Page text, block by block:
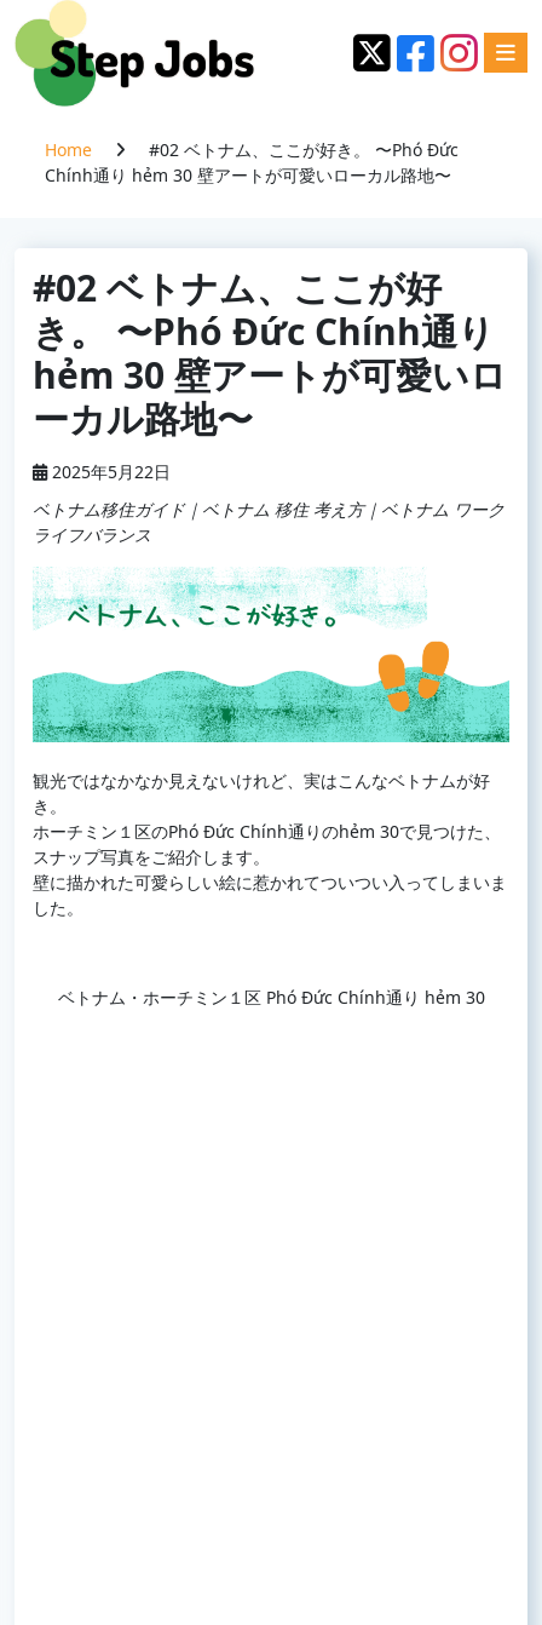
Home
#02 ベトナム、ここが好き。 〜Phó Đức
Chính通り hẻm 30 壁アートが可愛いローカル路地〜
#02 ベトナム、ここが好
き。 〜Phó Đức Chính通り
hẻm 30 壁アートが可愛いロ
ーカル路地〜
2025年5月22日
ベトナム移住ガイド｜ベトナム 移住 考え方｜ベトナム ワーク
ライフバランス
観光ではなかなか見えないけれど、実はこんなベトナムが好
き。
ホーチミン１区のPhó Đức Chính通りのhẻm 30で見つけた、
スナップ写真をご紹介します。
壁に描かれた可愛らしい絵に惹かれてついつい入ってしまいま
した。
ベトナム・ホーチミン１区 Phó Đức Chính通り hẻm 30